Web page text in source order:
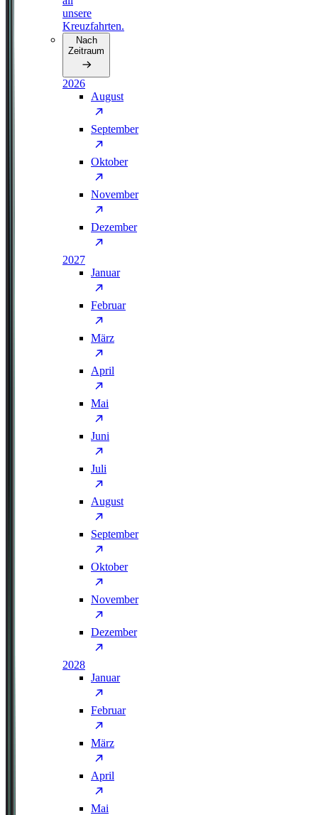
unsere
Kreuzfahrten.
Nach
Zeitraum
2026
August
September
Oktober
November
Dezember
2027
Januar
Februar
März
April
Mai
Juni
Juli
August
September
Oktober
November
Dezember
2028
Januar
Februar
März
April
Mai